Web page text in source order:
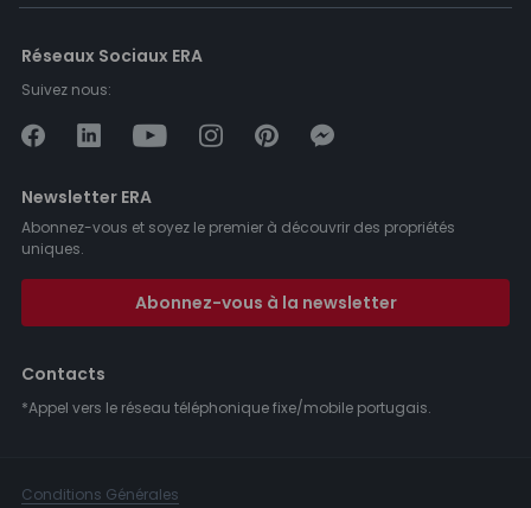
Réseaux Sociaux ERA
Suivez nous:
Newsletter ERA
Abonnez-vous et soyez le premier à découvrir des propriétés
uniques.
Abonnez-vous à la newsletter
Contacts
*Appel vers le réseau téléphonique fixe/mobile portugais.
Conditions Générales